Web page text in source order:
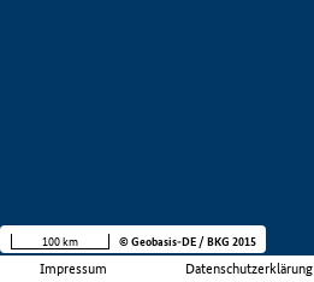
Impressum Datenschutzerklärung
100 km © Geobasis-DE / BKG 2015